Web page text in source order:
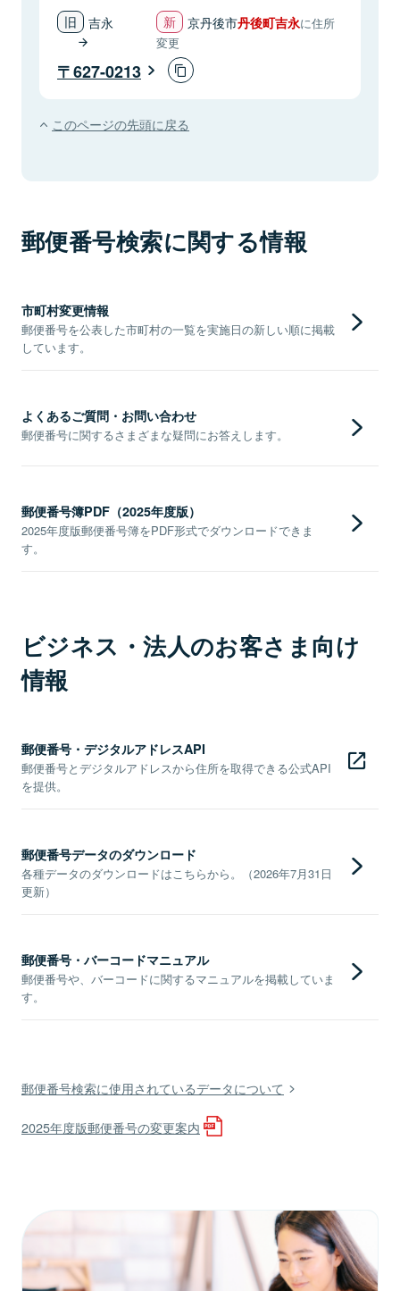
吉永 京丹後市丹後町吉永に住所
変更
627-0213
このページの先頭に戻る
郵便番号検索に関する情報
市町村変更情報
郵便番号を公表した市町村の一覧を実施日の新しい順に掲載
しています。
よくあるご質問・お問い合わせ
郵便番号に関するさまざまな疑問にお答えします。
郵便番号簿PDF（2025年度版）
2025年度版郵便番号簿をPDF形式でダウンロードできま
す。
ビジネス・法人のお客さま向け
情報
郵便番号・デジタルアドレスAPI
郵便番号とデジタルアドレスから住所を取得できる公式API
を提供。
郵便番号データのダウンロード
各種データのダウンロードはこちらから。（2026年7月31日
更新）
郵便番号・バーコードマニュアル
郵便番号や、バーコードに関するマニュアルを掲載していま
す。
郵便番号検索に使用されているデータについて
2025年度版郵便番号の変更案内